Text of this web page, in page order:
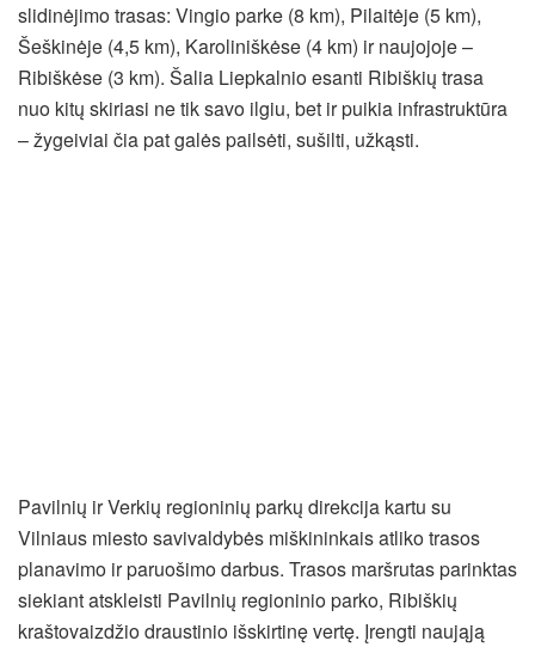
slidinėjimo trasas: Vingio parke (8 km), Pilaitėje (5 km),
Šeškinėje (4,5 km), Karoliniškėse (4 km) ir naujojoje –
Ribiškėse (3 km). Šalia Liepkalnio esanti Ribiškių trasa
nuo kitų skiriasi ne tik savo ilgiu, bet ir puikia infrastruktūra
– žygeiviai čia pat galės pailsėti, sušilti, užkąsti.
Pavilnių ir Verkių regioninių parkų direkcija kartu su
Vilniaus miesto savivaldybės miškininkais atliko trasos
planavimo ir paruošimo darbus. Trasos maršrutas parinktas
siekiant atskleisti Pavilnių regioninio parko, Ribiškių
kraštovaizdžio draustinio išskirtinę vertę. Įrengti naująją